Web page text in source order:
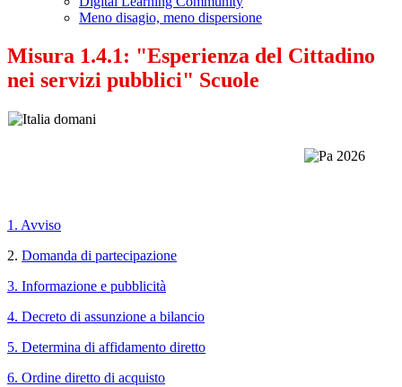
Meno disagio, meno dispersione
Misura 1.4.1: "Esperienza del Cittadino
nei servizi pubblici" Scuole
1. Avviso
2. Domanda di partecipazione
3. Informazione e pubblicità
4. Decreto di assunzione a bilancio
5. Determina di affidamento diretto
6. Ordine diretto di acquisto